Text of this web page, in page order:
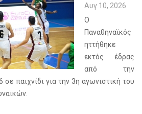
Αυγ 10, 2026
Ο
Παναθηναϊκός
ηττήθηκε
εκτός έδρας
από την
σε παιχνίδι για την 3η αγωνιστική του